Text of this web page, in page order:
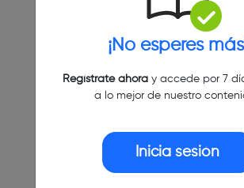
¡No esperes
Regístrate ahoray accede por 7
a lo mejor de nuestro
Inicia sesión